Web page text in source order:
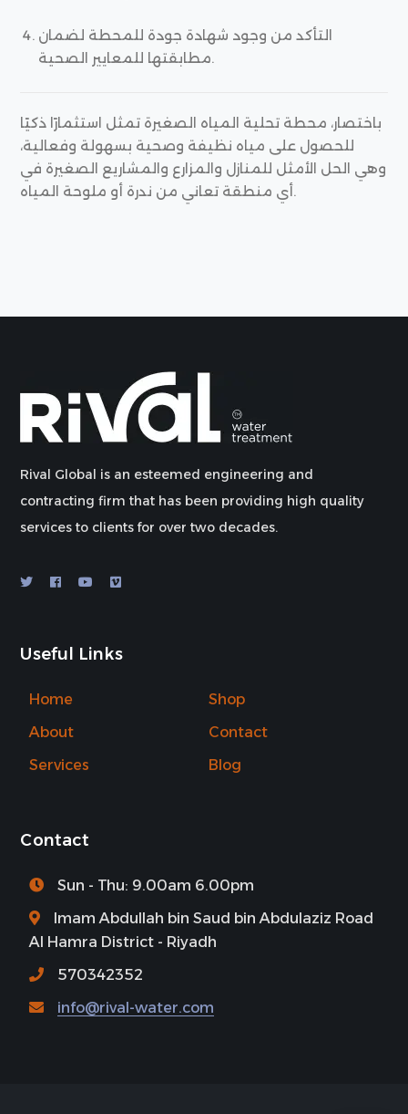
التأكد من وجود شهادة جودة للمحطة لضمان
مطابقتها للمعايير الصحية.
باختصار، محطة تحلية المياه الصغيرة تمثل استثمارًا ذكيًا
للحصول على مياه نظيفة وصحية بسهولة وفعالية،
وهي الحل الأمثل للمنازل والمزارع والمشاريع الصغيرة في
أي منطقة تعاني من ندرة أو ملوحة المياه.
Rival Global is an esteemed engineering and
contracting firm that has been providing high quality
services to clients for over two decades.
Useful Links
Home
Shop
About
Contact
Services
Blog
Contact
Sun - Thu: 9.00am 6.00pm
Imam Abdullah bin Saud bin Abdulaziz Road
Al Hamra District - Riyadh
570342352
info@rival-water.com